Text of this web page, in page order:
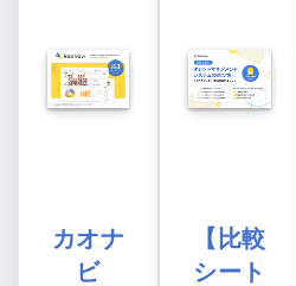
カオナ
ビ
【比較
シート